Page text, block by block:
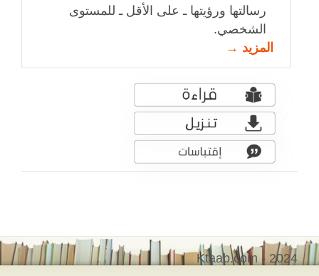
رسالتها ورؤيتها ـ على الأقل ـ للمستوى
الشخصي.
المزيد →
Ktaab.com - 2024